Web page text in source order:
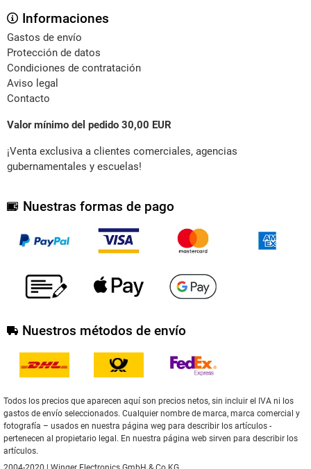
Informaciones
Gastos de envío
Protección de datos
Condiciones de contratación
Aviso legal
Contacto
Valor mínimo del pedido 30,00 EUR
¡Venta exclusiva a clientes comerciales, agencias
gubernamentales y escuelas!
Nuestras formas de pago
Nuestros métodos de envío
Todos los precios que aparecen aquí son precios netos, sin incluir el IVA ni los
gastos de envío seleccionados. Cualquier nombre de marca, marca comercial y
fotografía – usados en nuestra página weg para describir los artículos -
pertenecen al propietario legal. En nuestra página web sirven para describir los
artículos.